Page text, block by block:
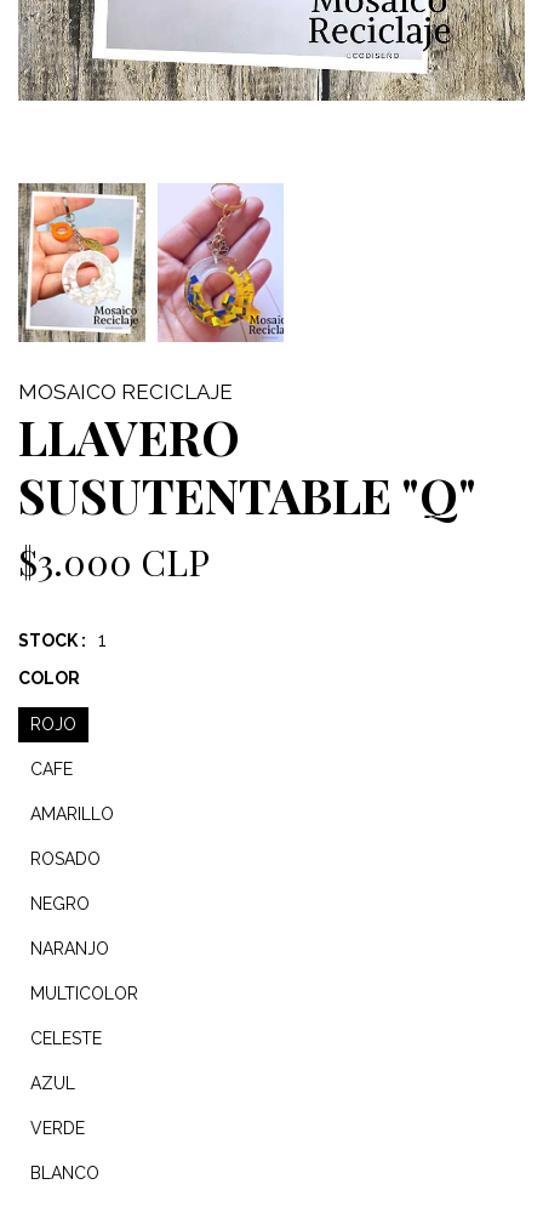
MOSAICO RECICLAJE
LLAVERO
SUSUTENTABLE "Q"
$3.000 CLP
STOCK : 1
COLOR
ROJO
CAFE
AMARILLO
ROSADO
NEGRO
NARANJO
MULTICOLOR
CELESTE
AZUL
VERDE
BLANCO